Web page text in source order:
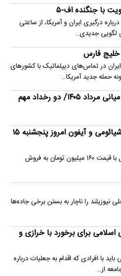
با جنگنده اف-۵
درگیری ایران و آمریکا، از ساعتی
لگویی جدیدی…
خلیج فارس
در تماس‌های دیپلماتیک با کشورهای
حمله جدید آمریکا…
تحلیل قیمت طلا در هفته میانی مرداد ۱۴۰۵/ دو رخداد مهم
قیمت گوشی سامسونگ، شیائومی و آیفون امروز پنجشنبه ۱۵
ارزان‌ترین گوشی اپل در بازار موبایل با قیمت ۱۶۰ میلیون تومان به فروش
نیوزیلند را ناچار به بستن برخی جاده‌ها
برای برخورد با خرازی و
با افرادی که اقدام به جعلیات درباره
از…